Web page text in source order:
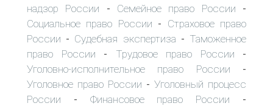
надзор России - Семейное право России -
Социальное право России - Страховое право
России - Судебная экспертиза - Таможенное
право России - Трудовое право России -
Уголовно-исполнительное право России -
Уголовное право России - Уголовный процесс
России - Финансовое право России -